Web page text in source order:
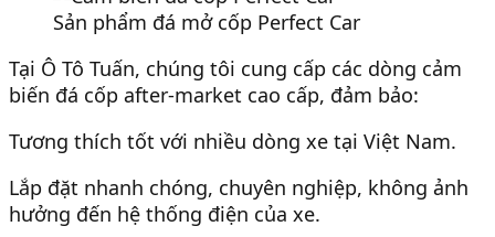
Sản phẩm đá mở cốp Perfect Car
Tại Ô Tô Tuấn, chúng tôi cung cấp các dòng cảm
biến đá cốp after-market cao cấp, đảm bảo:
Tương thích tốt với nhiều dòng xe tại Việt Nam.
Lắp đặt nhanh chóng, chuyên nghiệp, không ảnh
hưởng đến hệ thống điện của xe.